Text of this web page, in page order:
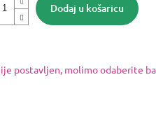
Dodaj u košaricu
postavljen, molimo odaberite